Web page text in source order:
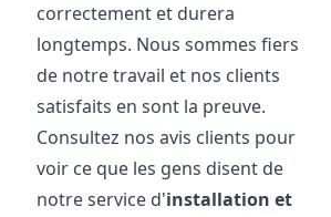
correctement et durera
longtemps. Nous sommes fiers
de notre travail et nos clients
satisfaits en sont la preuve.
Consultez nos avis clients pour
voir ce que les gens disent de
notre service d'installation et